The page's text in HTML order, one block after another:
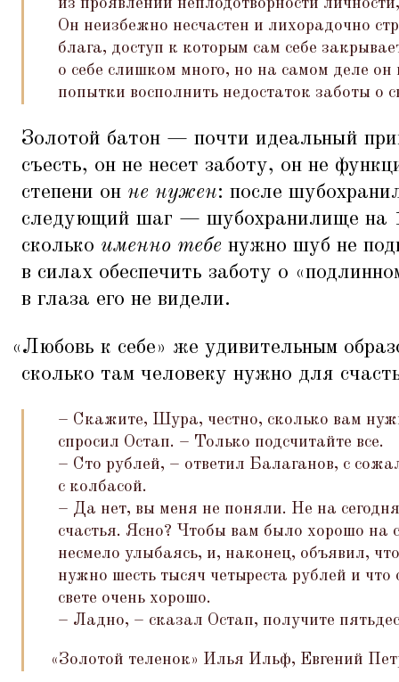
Он неизбежно несчастен и лихорадочно
блага, доступ к которым сам себе
о себе слишком много, но на самом деле он
попытки восполнить недостаток заботы о
Золотой батон — почти идеальный
съесть, он не несет заботу, он не
степени он не нужен: после
следующий шаг — шубохранилище на
сколько именно тебе нужно шуб не
в силах обеспечить заботу о «
в глаза его не видели.
«Любовь к себе» же удивительным
сколько там человеку нужно для
– Скажите, Шура, честно, сколько вам
спросил Остап. – Только подсчитайте все.
– Сто рублей, – ответил Балаганов, с
с колбасой.
– Да нет, вы меня не поняли. Не на
счастья. Ясно? Чтобы вам было хорошо на
несмело улыбаясь, и, наконец, объявил,
нужно шесть тысяч четыреста рублей и что
свете очень хорошо.
– Ладно, – сказал Остап, получите
«Золотой теленок» Илья Ильф, Евгений